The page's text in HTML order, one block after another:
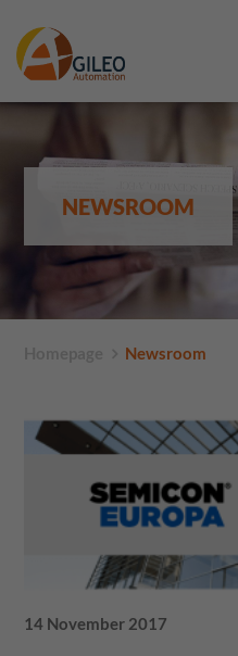
NEWSROOM
Newsroom
14 November 2017